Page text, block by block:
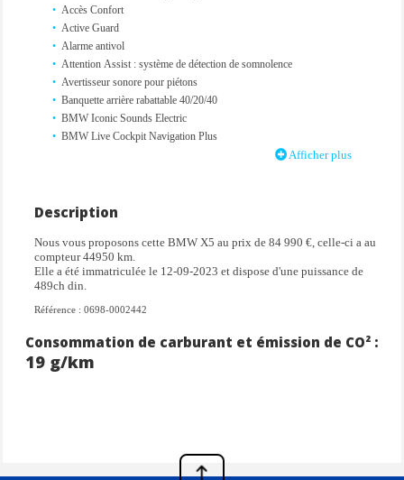
Accès Confort
Active Guard
Alarme antivol
Attention Assist : système de détection de somnolence
Avertisseur sonore pour piétons
Banquette arrière rabattable 40/20/40
BMW Iconic Sounds Electric
BMW Live Cockpit Navigation Plus
Boîte de vitesses automatique Sport avec palettes au volant
Câble recharge professionnel Mode 3 (T2-T2) pour la recharge
Ciel de pavillon M Anthracite
Climatisation automatique 3 zones
Dalle de recharge par induction
Eclairage d'ambiance
Ecrous antivol
Feux de route permanents anti-éblouissement
Jantes en alliage 20" style 740 M à rayons en étoile avec pneumatiques
Afficher plus
Description
Nous vous proposons cette BMW X5 au prix de 84 990 €, celle-ci a au
compteur 44950 km.
Elle a été immatriculée le 12-09-2023 et dispose d'une puissance de
489ch din.
Référence : 0698-0002442
Consommation de carburant et émission de CO² :
19 g/km